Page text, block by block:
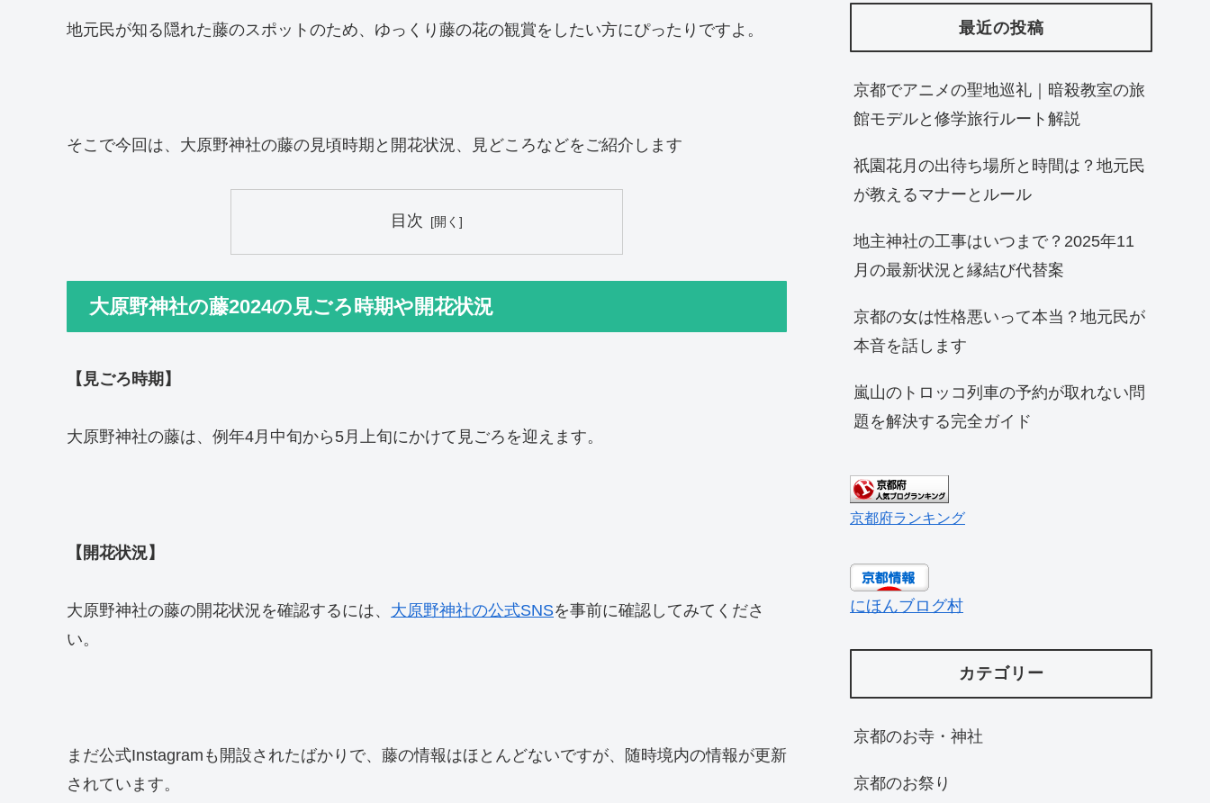
地元民が知る隠れた藤のスポットのため、ゆっくり藤の花の観賞をしたい方にぴったりですよ。
そこで今回は、大原野神社の藤の見頃時期と開花状況、見どころなどをご紹介します
目次
大原野神社の藤2024の見ごろ時期や開花状況
【見ごろ時期】
大原野神社の藤は、例年4月中旬から5月上旬にかけて見ごろを迎えます。
【開花状況】
大原野神社の藤の開花状況を確認するには、 大原野神社の公式SNSを事前に確認してみてくださ
い。
まだ公式Instagramも開設されたばかりで、藤の情報はほとんどないですが、随時境内の情報が更新
されています。
最近の投稿
京都でアニメの聖地巡礼｜暗殺教室の旅
館モデルと修学旅行ルート解説
祇園花月の出待ち場所と時間は？地元民
が教えるマナーとルール
地主神社の工事はいつまで？2025年11
月の最新状況と縁結び代替案
京都の女は性格悪いって本当？地元民が
本音を話します
嵐山のトロッコ列車の予約が取れない問
題を解決する完全ガイド
京都府ランキング
にほんブログ村
カテゴリー
京都のお寺・神社
京都のお祭り